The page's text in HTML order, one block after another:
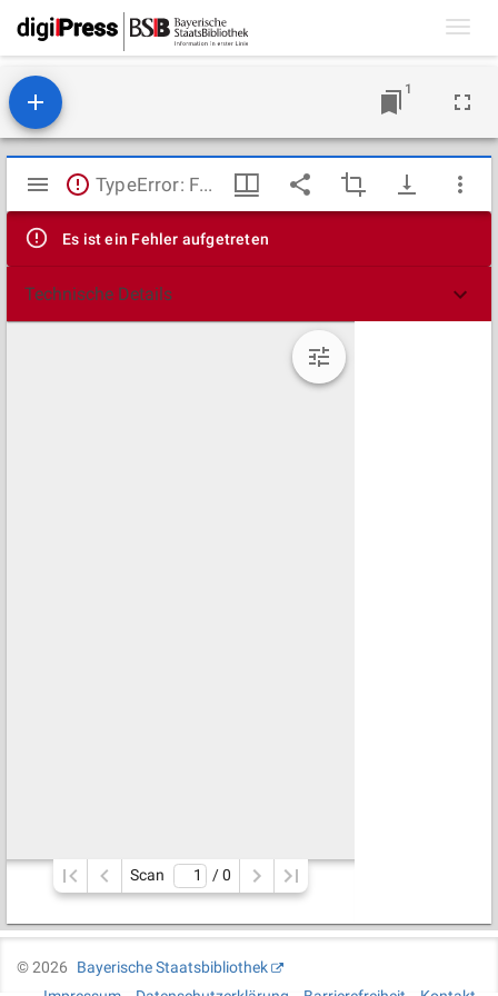
1
Mirador
Viewer
TypeError: Failed to fetch
Es ist ein Fehler aufgetreten
Technische Details
Scan / 0
©2026
Bayerische Staatsbibliothek